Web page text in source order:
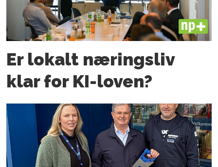
PLUS
Er lokalt næringsliv
klar for KI-loven?